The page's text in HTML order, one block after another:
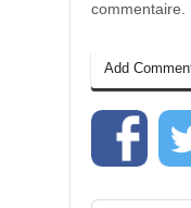
commentaire.